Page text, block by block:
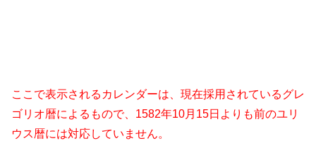
ここで表示されるカレンダーは、現在採用されているグレ
ゴリオ暦によるもので、1582年10月15日よりも前のユリ
ウス暦には対応していません。